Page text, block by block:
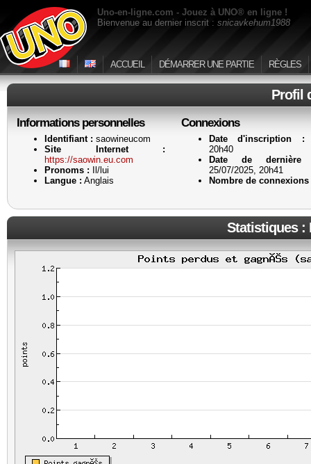
Uno-en-ligne.com - Jouez à UNO® en ligne !
Bienvenue au dernier inscrit : snicavkehum1988
ACCUEIL DÉMARRER UNE PARTIE RÈGLES
Profil
Informations personnelles
Identifiant : saowineucom
Site Internet :
https://saowin.eu.com
Pronoms : Il/lui
Langue : Anglais
Connexions
Date d'inscription :
20h40
Date de
25/07/2025, 20h41
Nombre de connexions
Statistiques :